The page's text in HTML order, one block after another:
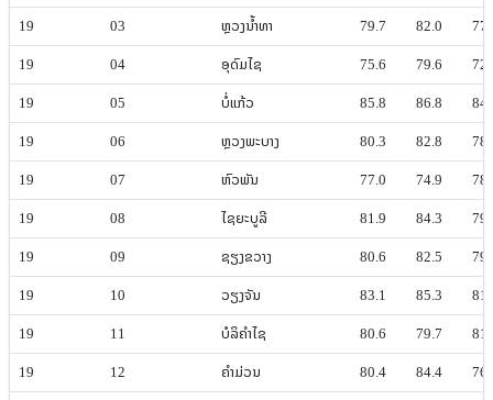
19
03 ຫຼວງ​ນ້ຳ​ທາ 79.7 82.0
19
04 ອຸດົມ​ໄຊ 75.6 79.6
19
05 ບໍ່​ແກ້ວ 85.8 86.8
19
06 ຫຼວງ​ພະ​ບາງ 80.3 82.8
19
07 ຫົວພັນ 77.0 74.9
19
08 ໄຊ​ຍະ​ບູ​ລີ 81.9 84.3
19
09 ຊຽງ​ຂວາງ 80.6 82.5
19
10 ວຽງ​ຈັນ 83.1 85.3
19
11 ບໍ​ລິ​ຄຳ​ໄຊ 80.6 79.7
19
12 ຄຳ​ມ່ວນ 80.4 84.4